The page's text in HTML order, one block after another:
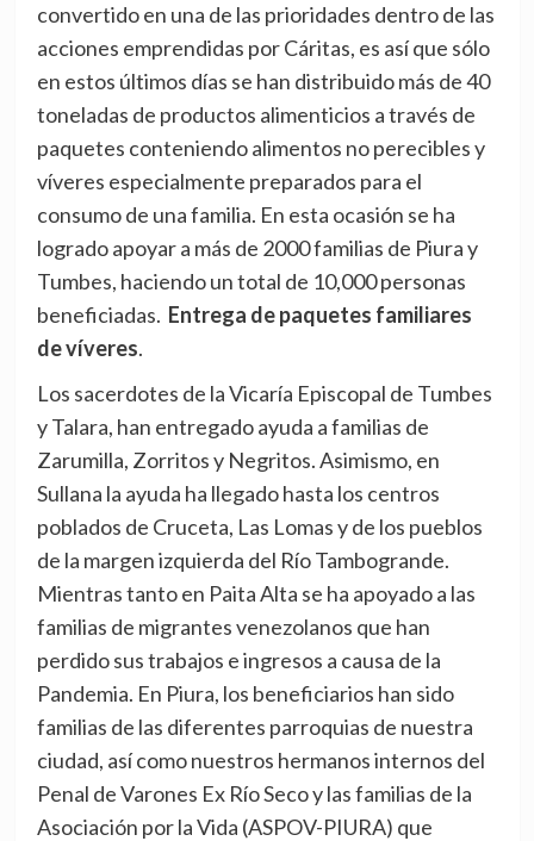
convertido en una de las prioridades dentro de las
acciones emprendidas por Cáritas, es así que sólo
en estos últimos días se han distribuido más de 40
toneladas de productos alimenticios a través de
paquetes conteniendo alimentos no perecibles y
víveres especialmente preparados para el
consumo de una familia. En esta ocasión se ha
logrado apoyar a más de 2000 familias de Piura y
Tumbes, haciendo un total de 10,000 personas
beneficiadas. Entrega de paquetes familiares
de víveres.
Los sacerdotes de la Vicaría Episcopal de Tumbes
y Talara, han entregado ayuda a familias de
Zarumilla, Zorritos y Negritos. Asimismo, en
Sullana la ayuda ha llegado hasta los centros
poblados de Cruceta, Las Lomas y de los pueblos
de la margen izquierda del Río Tambogrande.
Mientras tanto en Paita Alta se ha apoyado a las
familias de migrantes venezolanos que han
perdido sus trabajos e ingresos a causa de la
Pandemia. En Piura, los beneficiarios han sido
familias de las diferentes parroquias de nuestra
ciudad, así como nuestros hermanos internos del
Penal de Varones Ex Río Seco y las familias de la
Asociación por la Vida (ASPOV-PIURA) que